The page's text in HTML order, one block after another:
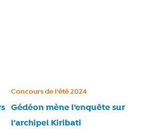
Gédéon mène l’enquête sur
l’archipel Kiribati
Catégorie :
Concours de l'été 2024